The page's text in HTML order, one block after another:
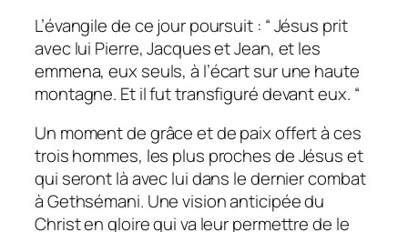
L’évangile de ce jour poursuit : “ Jésus prit
avec lui Pierre, Jacques et Jean, et les
emmena, eux seuls, à l’écart sur une haute
montagne. Et il fut transfiguré devant eux. “
Un moment de grâce et de paix offert à ces
trois hommes, les plus proches de Jésus et
qui seront là avec lui dans le dernier combat
à Gethsémani. Une vision anticipée du
Christ en gloire qui va leur permettre de le